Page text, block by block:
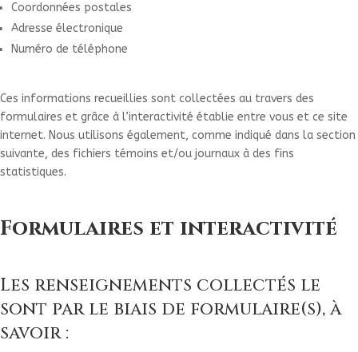
Coordonnées postales
Adresse électronique
Numéro de téléphone
Ces informations recueillies sont collectées au travers des
formulaires et grâce à l’interactivité établie entre vous et ce site
internet. Nous utilisons également, comme indiqué dans la section
suivante, des fichiers témoins et/ou journaux à des fins
statistiques.
Formulaires et interactivité
Les renseignements collectés le
sont par le biais de formulaire(s), à
savoir :